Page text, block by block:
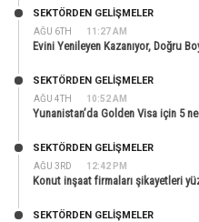
AĞU 6TH 11:27 AM
SEKTÖRDEN GELIŞMELER
Evini Yenileyen Kazanıyor, Doğru
AĞU 4TH 10:52 AM
SEKTÖRDEN GELIŞMELER
Yunanistan’da Golden Visa için 5
AĞU 3RD 12:42 PM
SEKTÖRDEN GELIŞMELER
Konut inşaat firmaları şikayetleri
SEKTÖRDEN GELIŞMELER